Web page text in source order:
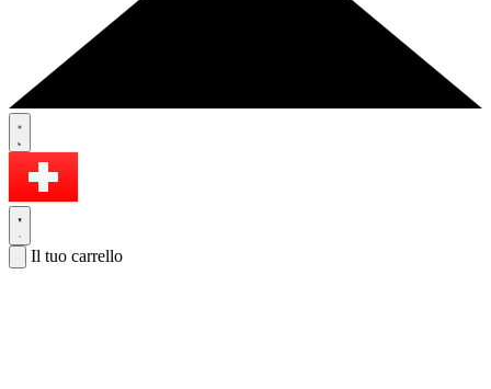
Il tuo carrello